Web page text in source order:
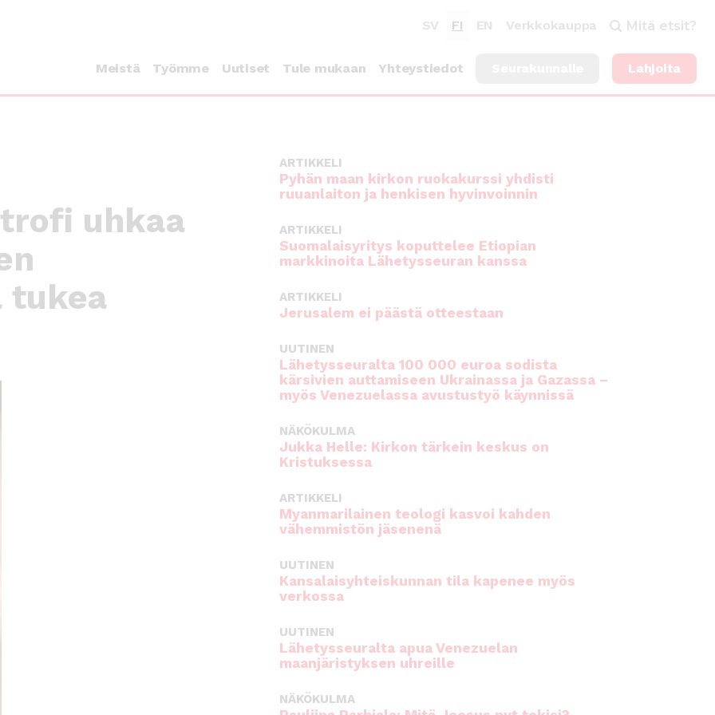
SV FI EN Verkkokauppa Mitä etsit?
Meistä Työmme Uutiset Tule mukaan Yhteystiedot Lahjoita
uhkaa
tukea
ARTIKKELI
Pyhän maan kirkon ruokakurssi yhdisti
ruuanlaiton ja henkisen hyvinvoinnin
ARTIKKELI
Suomalaisyritys koputtelee Etiopian
markkinoita Lähetysseuran kanssa
ARTIKKELI
Jerusalem ei päästä otteestaan
UUTINEN
Lähetysseuralta 100 000 euroa sodista
kärsivien auttamiseen Ukrainassa ja Gazassa –
myös Venezuelassa avustustyö käynnissä
NÄKÖKULMA
Jukka Helle: Kirkon tärkein keskus on
Kristuksessa
ARTIKKELI
Myanmarilainen teologi kasvoi kahden
vähemmistön jäsenenä
UUTINEN
Kansalaisyhteiskunnan tila kapenee myös
verkossa
UUTINEN
Lähetysseuralta apua Venezuelan
maanjäristyksen uhreille
NÄKÖKULMA